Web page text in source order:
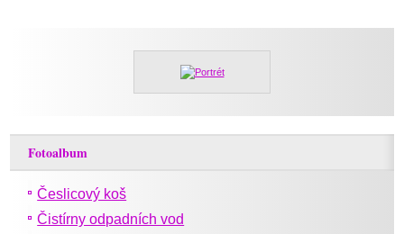
Fotoalbum
Česlicový koš
Čistírny odpadních vod